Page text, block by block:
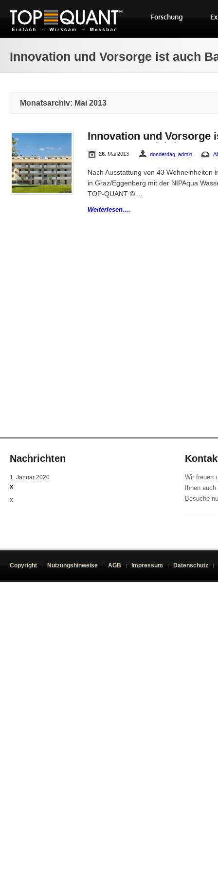
Forschung
Innovation und Vorsorge ist auch
Monatsarchiv: Mai 2013
Innovation und Vorsorge
Bauträgern wichtig!
26. Mai 2013 donderdag_admin
Nach Ausstattung von 43 Wohneinheiten
in Graz/Eggenberg mit der NIPAqua
TOP-QUANT © ...
Weiterlesen....
Nachrichten
1. Januar 2020
x
x
Wir freuen
Ihnen
Besuche
Copyright Nutzungshinweise AGB Impressum Datenschutz